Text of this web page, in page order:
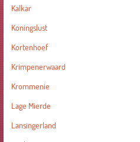
Kalkar
Koningslust
Kortenhoef
Krimpenerwaard
Krommenie
Lage Mierde
Lansingerland